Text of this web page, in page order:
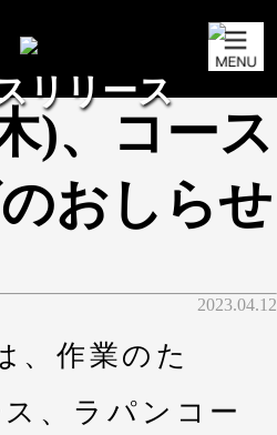
リリース
)、コース
おしらせ
2023.04.12
、作業のた
、ラパンコー